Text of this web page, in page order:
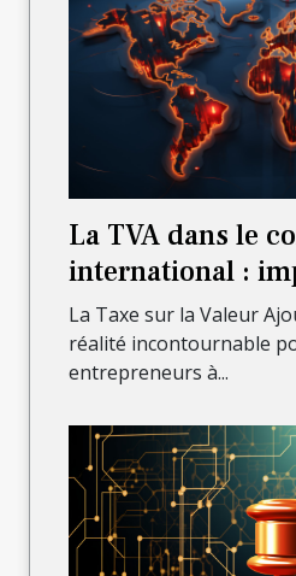
La TVA dans le
international :
pour les auto-
La Taxe sur la Valeur
réalité incontournable
entrepreneurs à...